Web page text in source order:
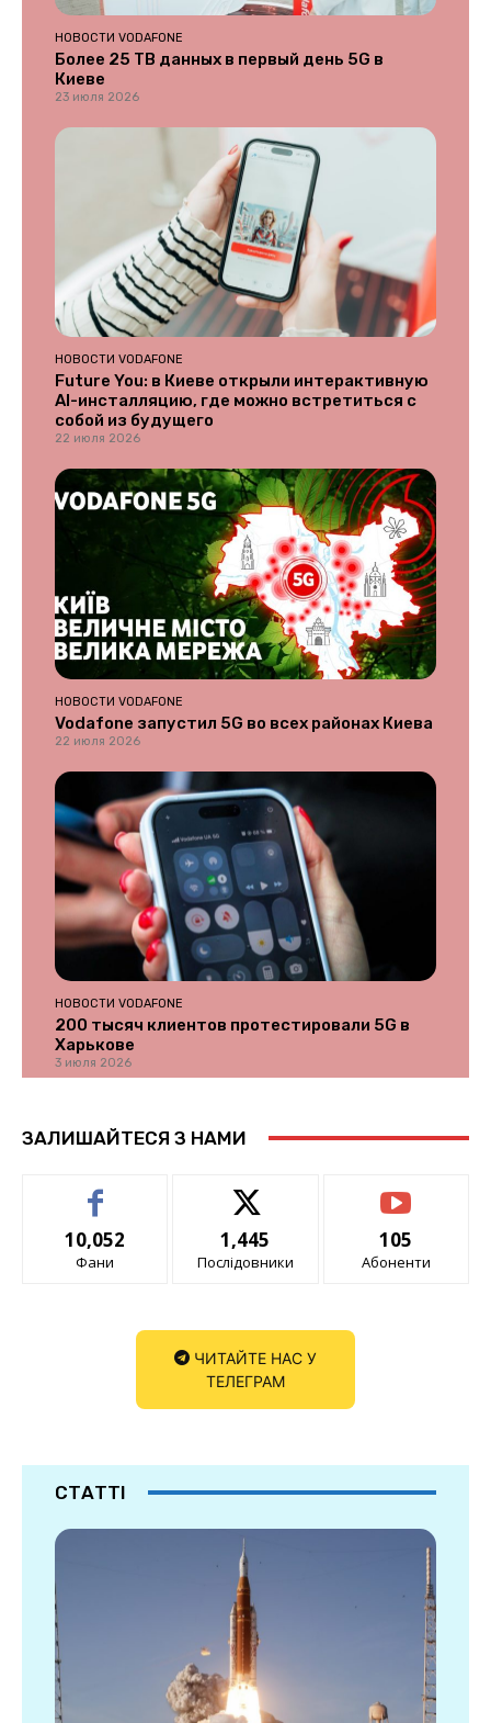
НОВОСТИ VODAFONE
Более 25 ТВ данных в первый день 5G в
Киеве
23 июля 2026
НОВОСТИ VODAFONE
Future You: в Киеве открыли интерактивную
AI-инсталляцию, где можно встретиться с
собой из будущего
22 июля 2026
НОВОСТИ VODAFONE
Vodafone запустил 5G во всех районах Киева
22 июля 2026
НОВОСТИ VODAFONE
200 тысяч клиентов протестировали 5G в
Харькове
3 июля 2026
ЗАЛИШАЙТЕСЯ З НАМИ
10,052
Фани
1,445
Послідовники
105
Абоненти
ЧИТАЙТЕ НАС У
ТЕЛЕГРАМ
СТАТТІ